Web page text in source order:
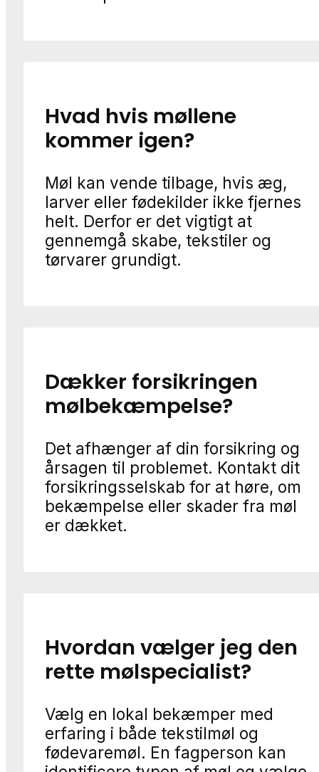
Hvad hvis møllene
kommer igen?
Møl kan vende tilbage, hvis æg,
larver eller fødekilder ikke fjernes
helt. Derfor er det vigtigt at
gennemgå skabe, tekstiler og
tørvarer grundigt.
Dækker forsikringen
mølbekæmpelse?
Det afhænger af din forsikring og
årsagen til problemet. Kontakt dit
forsikringsselskab for at høre, om
bekæmpelse eller skader fra møl
er dækket.
Hvordan vælger jeg den
rette mølspecialist?
Vælg en lokal bekæmper med
erfaring i både tekstilmøl og
fødevaremøl. En fagperson kan